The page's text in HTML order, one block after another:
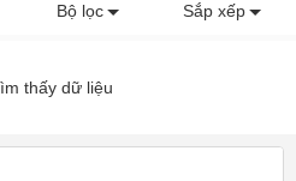
Bộ lọc Sắp xếp
thấy dữ liệu